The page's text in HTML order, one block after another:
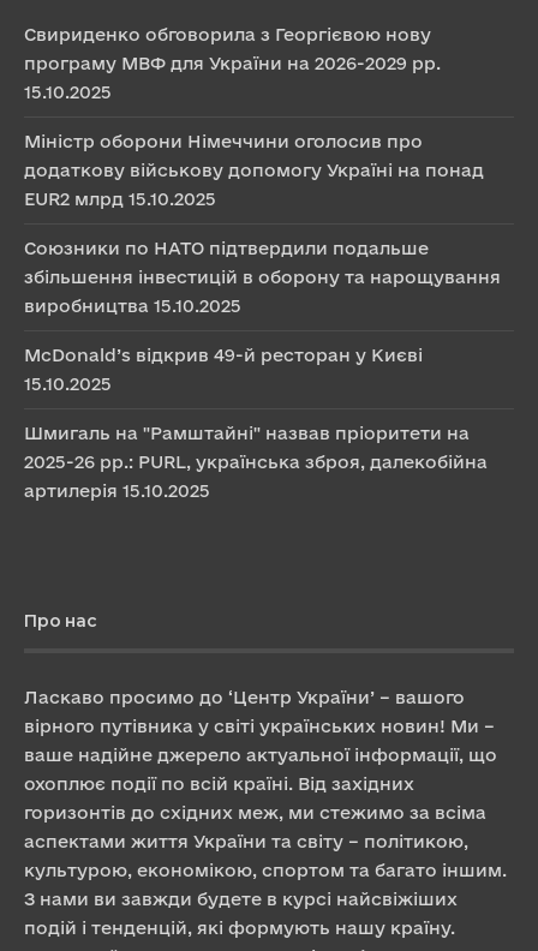
Свириденко обговорила з Георгієвою нову
програму МВФ для України на 2026-2029 рр.
15.10.2025
Міністр оборони Німеччини оголосив про
додаткову військову допомогу Україні на понад
EUR2 млрд 15.10.2025
Союзники по НАТО підтвердили подальше
збільшення інвестицій в оборону та нарощування
виробництва 15.10.2025
McDonald’s відкрив 49-й ресторан у Києві
15.10.2025
Шмигаль на "Рамштайні" назвав пріоритети на
2025-26 рр.: PURL, українська зброя, далекобійна
артилерія 15.10.2025
Про нас
Ласкаво просимо до ‘Центр України’ – вашого
вірного путівника у світі українських новин! Ми –
ваше надійне джерело актуальної інформації, що
охоплює події по всій країні. Від західних
горизонтів до східних меж, ми стежимо за всіма
аспектами життя України та світу – політикою,
культурою, економікою, спортом та багато іншим.
З нами ви завжди будете в курсі найсвіжіших
подій і тенденцій, які формують нашу країну.